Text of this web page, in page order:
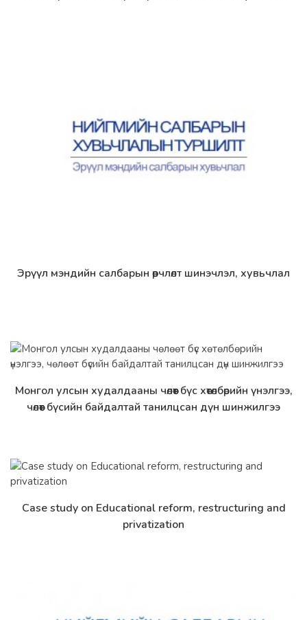
Дэлгэрэнгүй
Эрүүл мэндийн салбарын өөрчлөлт шинэчлэл, хувьчлал
Дэлгэрэнгүй
Монгол улсын худалдааны чөлөөт бүс хөтөлбөрийн үнэлгээ,
чөлөөт бүсийн байдалтай танилцсан дүн шинжилгээ
Дэлгэрэнгүй
Case study on Educational reform, restructuring and
privatization